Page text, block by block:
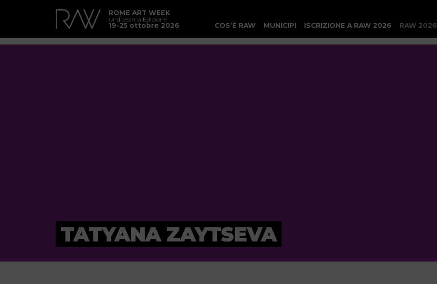
ROME ART WEEK
Undicesima Edizione
19-25 ottobre 2026
COS’È RAW
MUNICIPI ISCRIZIONE A RAW 2026 RAW 2026
TATYANA ZAYTSEVA